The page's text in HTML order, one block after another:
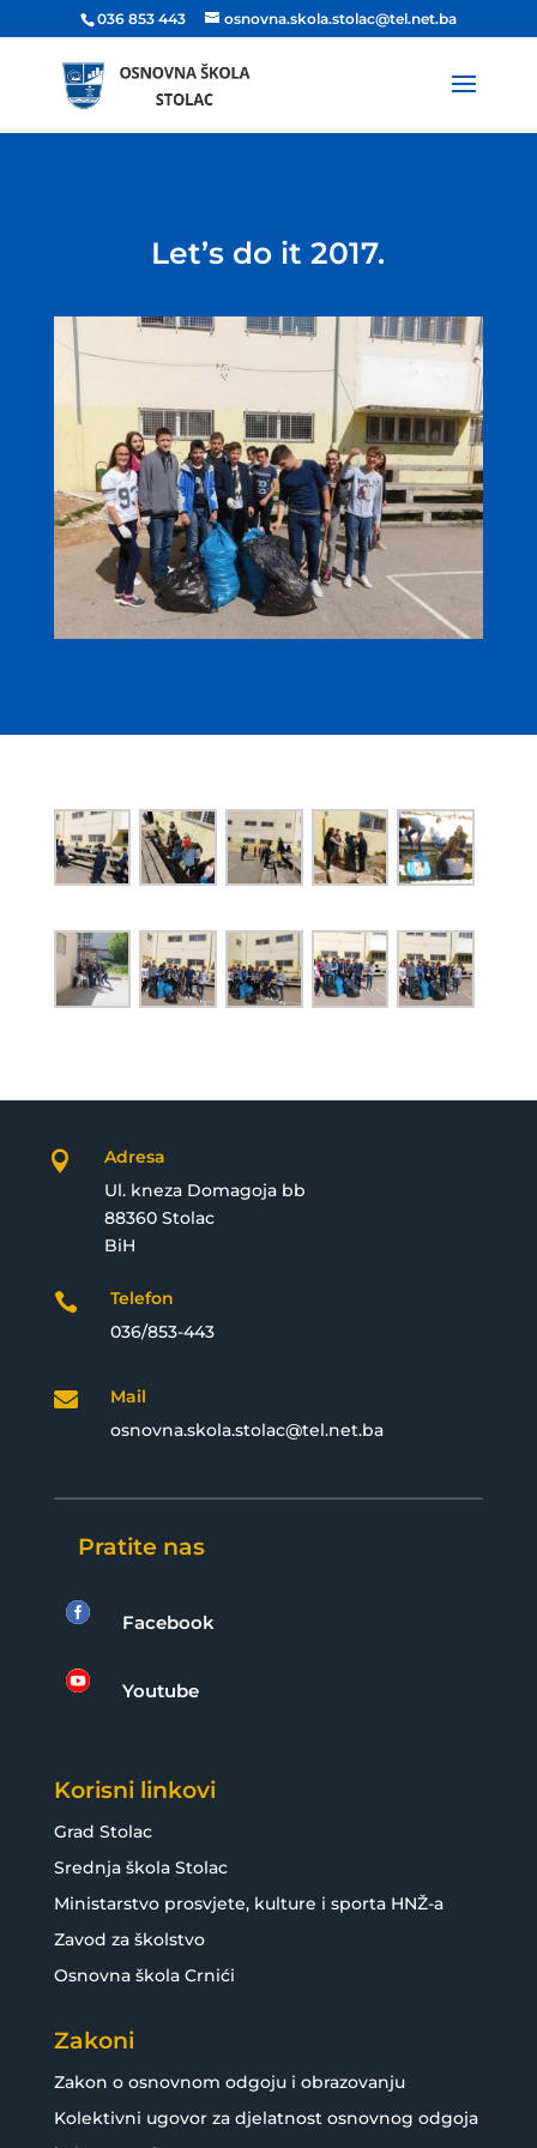
036 853 443 osnovna.skola.stolac@tel.net.ba
Let’s do it 2017.

Adresa
Ul. kneza Domagoja bb
88360 Stolac
BiH

Telefon
036/853-443

Mail
osnovna.skola.stolac@tel.net.ba
Pratite nas
 Facebook
 Youtube
Korisni linkovi
Grad Stolac
Srednja škola Stolac
Ministarstvo prosvjete, kulture i sporta HNŽ-a
Zavod za školstvo
Osnovna škola Crnići
Zakoni
Zakon o osnovnom odgoju i obrazovanju
Kolektivni ugovor za djelatnost osnovnog odgoja